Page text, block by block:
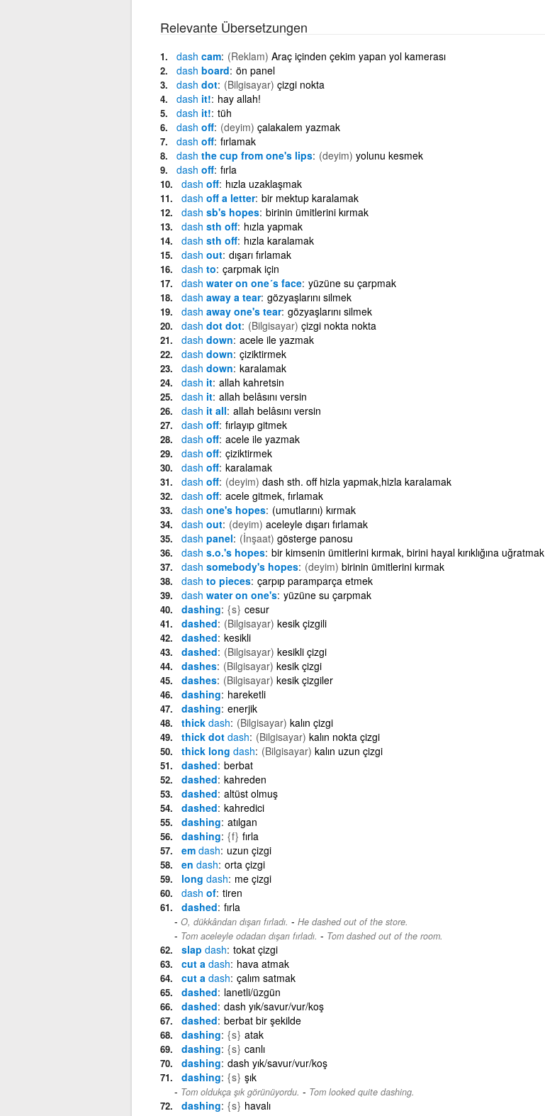
Relevante Übersetzungen
dash cam (Reklam) Araç içinden çekim yapan yol kamerası
dash board ön panel
dash dot (Bilgisayar) çizgi nokta
dash it! hay allah!
dash it! tüh
dash off (deyim) çalakalem yazmak
dash off fırlamak
dash the cup from one's lips (deyim) yolunu kesmek
dash off fırla
dash off hızla uzaklaşmak
dash off a letter bir mektup karalamak
dash sb's hopes birinin ümitlerini kırmak
dash sth off hızla yapmak
dash sth off hızla karalamak
dash out dışarı fırlamak
dash to çarpmak için
dash water on one´s face yüzüne su çarpmak
dash away a tear gözyaşlarını silmek
dash away one's tear gözyaşlarını silmek
dash dot dot (Bilgisayar) çizgi nokta nokta
dash down acele ile yazmak
dash down çiziktirmek
dash down karalamak
dash it allah kahretsin
dash it allah belâsını versin
dash it all allah belâsını versin
dash off fırlayıp gitmek
dash off acele ile yazmak
dash off çiziktirmek
dash off karalamak
dash off (deyim) dash sth. off hizla yapmak,hizla karalamak
dash off acele gitmek, fırlamak
dash one's hopes (umutlarını) kırmak
dash out (deyim) aceleyle dışarı fırlamak
dash panel (İnşaat) gösterge panosu
dash s.o.'s hopes bir kimsenin ümitlerini kırmak, birini hayal kırıklığına uğratmak
dash somebody's hopes (deyim) birinin ümitlerini kırmak
dash to pieces çarpıp paramparça etmek
dash water on one's yüzüne su çarpmak
dashing {s} cesur
dashed (Bilgisayar) kesik çizgili
dashed kesikli
dashed (Bilgisayar) kesikli çizgi
dashes (Bilgisayar) kesik çizgi
dashes (Bilgisayar) kesik çizgiler
dashing hareketli
dashing enerjik
thick dash (Bilgisayar) kalın çizgi
thick dot dash (Bilgisayar) kalın nokta çizgi
thick long dash (Bilgisayar) kalın uzun çizgi
dashed berbat
dashed kahreden
dashed altüst olmuş
dashed kahredici
dashing atılgan
dashing {f} fırla
em dash uzun çizgi
en dash orta çizgi
long dash me çizgi
dash of tiren
dashed fırla
O, dükkândan dışarı fırladı. - He dashed out of the store.
Tom aceleyle odadan dışarı fırladı. - Tom dashed out of the room.
slap dash tokat çizgi
cut a dash hava atmak
cut a dash çalım satmak
dashed lanetli/üzgün
dashed dash yık/savur/vur/koş
dashed berbat bir şekilde
dashing {s} atak
dashing {s} canlı
dashing dash yık/savur/vur/koş
dashing {s} şık
Tom oldukça şık görünüyordu. - Tom looked quite dashing.
dashing {s} havalı